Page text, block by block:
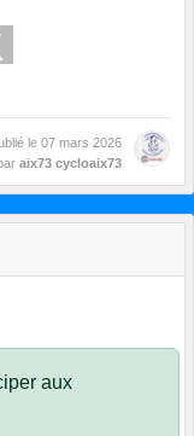
le 07 mars 2026
aix73 cycloaix73
aux